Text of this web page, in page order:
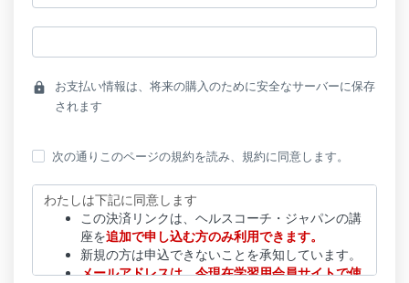
lock
お支払い情報は、将来の購入のために安全なサーバーに保存
されます
次の通りこのページの規約を読み、規約に同意します。
わたしは下記に同意します
この決済リンクは、ヘルスコーチ・ジャパンの講
座を追加で申し込む方のみ利用できます。
新規の方は申込できないことを承知しています。
メールアドレスは、今現在学習用会員サイトで使